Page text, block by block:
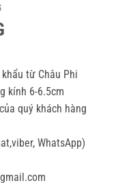
từ Châu Phi
kính 6-6.5cm
quý khách hàng
WhatsApp)